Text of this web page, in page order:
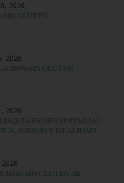
2026
SIN GLUTEN
2026
100% SIN GLUTEN
2026
ES HEREDITARIA?
RIESGO Y REALIDAD
SIN GLUTEN (II)